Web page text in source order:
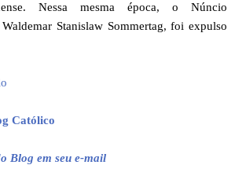
Nessa mesma época, o Núncio
Stanislaw Sommertag, foi expulso
Católico
Blog em seu e-mail